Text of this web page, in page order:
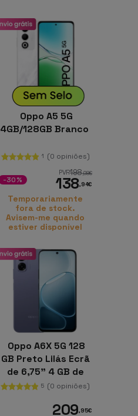
Oppo A5 5G
4GB/128GB Branco
1 (0 opiniões)
PVR198,98€
138,94€
-30%
Temporariamente
fora de stock.
Avisem-me quando
estiver disponível
Oppo A6X 5G 128
GB Preto Lilás Ecrã
de 6,75" 4 GB de
RAM Bateria de
5 (0 opiniões)
209,95€